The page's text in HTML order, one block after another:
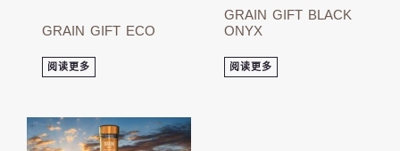
GRAIN GIFT ECO
阅读更多
GRAIN GIFT BLACK
ONYX
阅读更多